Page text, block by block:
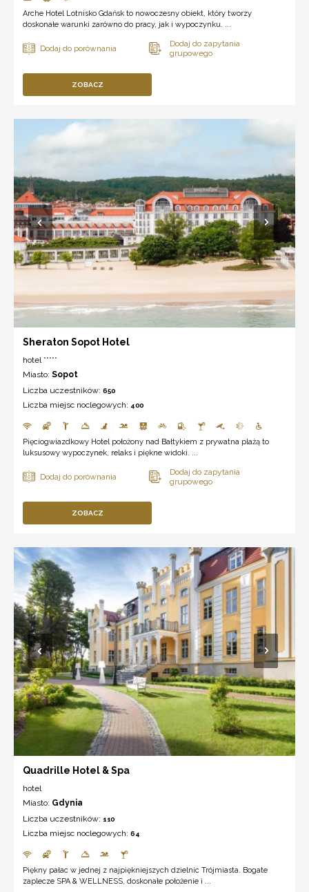
Arche Hotel Lotnisko Gdańsk to nowoczesny obiekt, który tworzy
doskonałe warunki zarówno do pracy, jak i wypoczynku. ...
ZOBACZ
Sheraton Sopot Hotel
hotel *****
Miasto: Sopot
Liczba uczestników: 650
Liczba miejsc noclegowych: 400
Pięciogwiazdkowy Hotel położony nad Bałtykiem z prywatna plażą to
luksusowy wypoczynek, relaks i piękne widoki. ...
ZOBACZ
Quadrille Hotel & Spa
hotel
Miasto: Gdynia
Liczba uczestników: 110
Liczba miejsc noclegowych: 64
Piękny pałac w jednej z najpiękniejszych dzielnic Trójmiasta. Bogate
zaplecze SPA & WELLNESS, doskonałe położenie i ...